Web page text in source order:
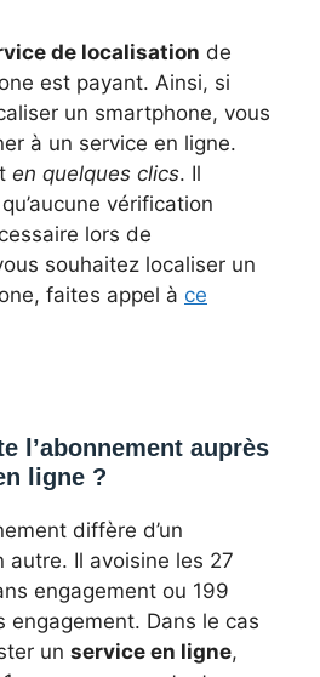
de localisation de
est payant. Ainsi, si
un smartphone, vous
à un service en ligne.
en quelques clics. Il
vérification
lors de
souhaitez localiser un
faites appel à ce
l’abonnement auprès
ligne ?
diffère d’un
autre. Il avoisine les 27
engagement ou 199
engagement. Dans le cas
un service en ligne,